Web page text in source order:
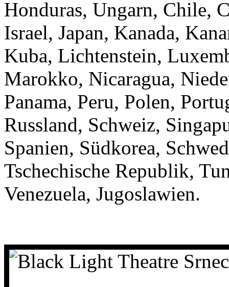
Honduras, Ungarn, Chile,
Israel, Japan, Kanada,
Kuba, Lichtenstein,
Marokko, Nicaragua,
Panama, Peru, Polen,
Russland, Schweiz,
Spanien, Südkorea,
Tschechische Republik,
Venezuela, Jugoslawien.